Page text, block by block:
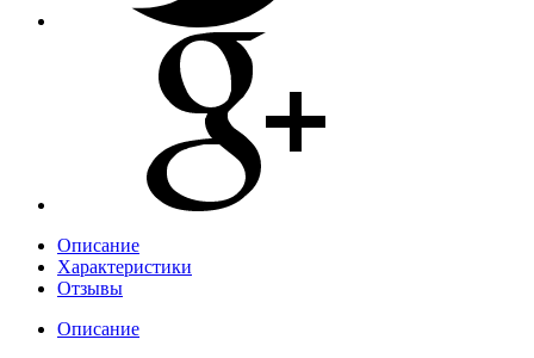
Описание
Характеристики
Отзывы
Описание